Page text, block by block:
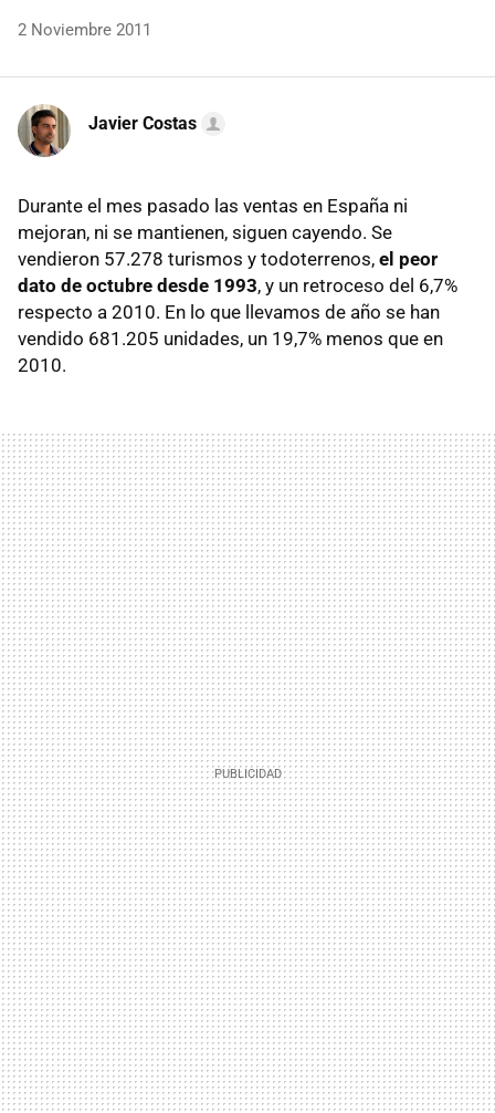
2 Noviembre 2011
Javier Costas
Durante el mes pasado las ventas en España ni
mejoran, ni se mantienen, siguen cayendo. Se
vendieron 57.278 turismos y todoterrenos, el peor
dato de octubre desde 1993, y un retroceso del 6,7%
respecto a 2010. En lo que llevamos de año se han
vendido 681.205 unidades, un 19,7% menos que en
2010.